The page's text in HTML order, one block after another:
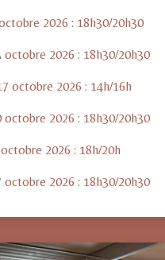
2026 : 18h30/20h30
octobre 2026 : 18h30/20h30
octobre 2026 : 14h/16h
octobre 2026 : 18h30/20h30
2026 : 18h/20h
octobre 2026 : 18h30/20h30